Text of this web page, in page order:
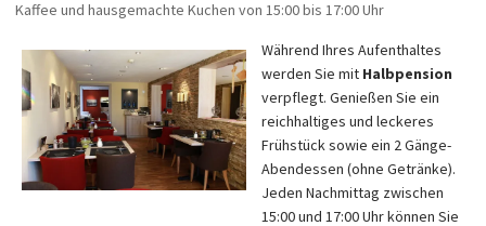
Kaffee und hausgemachte Kuchen von 15:00 bis 17:00 Uhr
Während Ihres Aufenthaltes
werden Sie mit Halbpension
verpflegt. Genießen Sie ein
reichhaltiges und leckeres
Frühstück sowie ein 2 Gänge-
Abendessen (ohne Getränke).
Jeden Nachmittag zwischen
15:00 und 17:00 Uhr können Sie